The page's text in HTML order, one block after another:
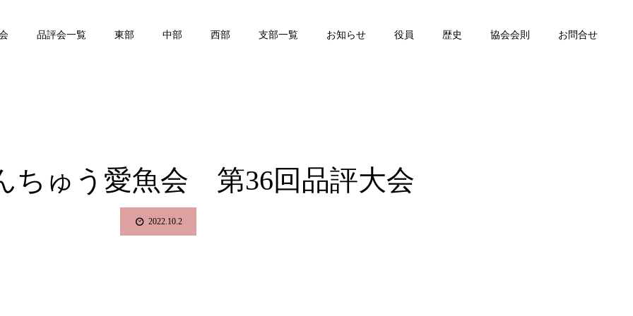
品評会一覧 東部 中部 西部 支部一覧 お知らせ 役員 歴史 協会会則 お問合せ
ちゅう愛魚会 第36回品評大会
2022.10.2